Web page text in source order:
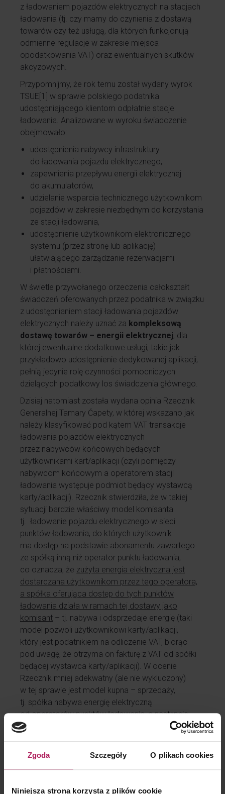
Zgoda Szczegóły O plikach cookies
Niniejsza strona korzysta z plików cookie
z ładowaniem pojazdów elektrycznych na stacjach
ładowania (tj. czy mamy do czynienia z dostawą
towarów czy też usługą, dla których funkcjonują
odmienne regulacje w zakresie miejsca
opodatkowania VAT) oraz ewentualnych skutków
akcyzowych.
Przypomnijmy, że rok temu został wydany wyrok
TSUE[1] w sprawie polskiego podatnika
udostępniającego klientom odpłatnie stacje
ładowania. Analizowane w wyroku świadczenie
obejmowało:
udostępnienia nabywcy infrastruktury
do ładowania pojazdu elektrycznego,
zapewnienia przepływu energii elektrycznej
do akumulatorów,
udzielanie wsparcia technicznego użytkownikom
pojazdów w zakresie niezbędnym do korzystania
ze stacji ładowania,
udostępnienie użytkownikom elektronicznego
systemu (przez stronę lub aplikację)
ułatwiającego zarządzanie rezerwacjami
i płatnościami.
W świetle przywołanego orzeczenia całokształt
świadczeń oferowanych przez podatnika w związku
z udostępnianiem stacji ładowania pojazdów
elektrycznych należy uznać za kompleksową
dostawę towarów – energii elektrycznej, dla
której ewentualne dodatkowe usługi, takie jak
przykładowo udostępnienie dedykowanej aplikacji,
pełnią jedynie rolę czynności pomocniczych
dzielących podatkowy los świadczenia głównego.
Dzisiaj natomiast została wydana opinia Rzecznik
Generalnej Tamary Ćapety, w której wskazano jak
należy klasyfikować pod kątem VAT transakcje
ładowania pojazdów elektrycznych
przez nabywców końcowych będących
użytkownikami kart/aplikacji (czyli pomiędzy
nabywcom końcowym a operatorem stacji
ładowania występuje podmiot będący wystawcą
karty/aplikacji). Rzecznik stwierdziła, że w takiej
sytuacji bardzie właściwy model komisanta
tj. ładowanie pojazdu elektrycznego w sieci
punktów ładowania, do których użytkownik
ma dostęp na podstawie abonamentu zawartego
ze spółką inną niż operator punktu ładowania,
co oznacza, że zużyta energia elektryczna jest
dostarczana użytkownikom przez tego operatora,
a spółka oferująca dostęp do tych punktów
ładowania działa w ramach tej dostawy jako
komisant – tj. nabywa i odsprzedaje energię (taki
model pozwoli użytkownikowi karty/aplikacji,
który jest podatnikiem na odliczenie VAT, biorąc
pod uwagę, że otrzyma on fakturę z VAT od spółki
będącej wystawca karty/aplikacji). W ocenie
Rzecznik mniej adekwatny (ale nie wykluczony)
w tej sprawie jest model kupna – sprzedaży,
tj. spółka nabywa energię elektryczną
od operatorów punktów ładowania, a następnie
sprzedaje ją użytkownikowi karty/aplikacji. Niemniej
własności energii elektrycznej z operatorów
punktów ładowania na spółkę, aby mogła ona
W oparciu o powyższe rozstrzygnięcie zauważamy,